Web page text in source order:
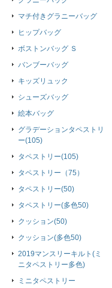
マチ付きグラニーバッグ
ヒップバッグ
ボストンバッグ Ｓ
バンブーバッグ
キッズリュック
シューズバッグ
絵本バッグ
グラデーションタペストリ
ー(105)
タペストリー(105)
タペストリー（75）
タペストリー(50)
タペストリー(多色50)
クッション(50)
クッション(多色50)
2019マンスリーキルト(ミ
ニタペストリー多色)
ミニタペストリー